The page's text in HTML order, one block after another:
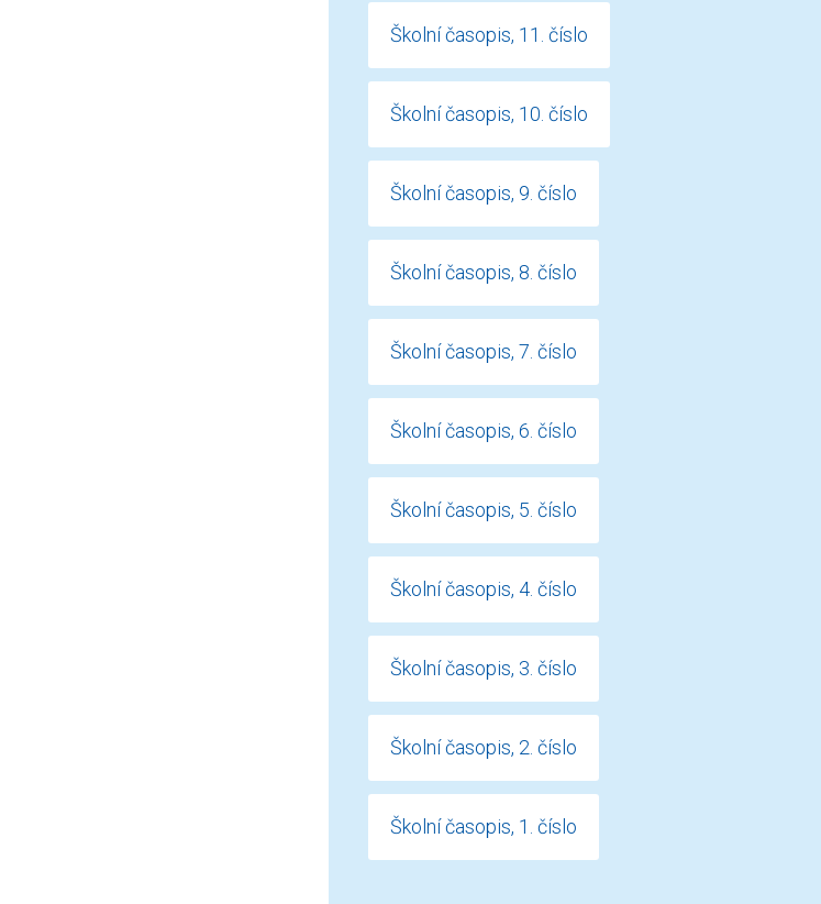
Školní časopis, 11. číslo
Školní časopis, 10. číslo
Školní časopis, 9. číslo
Školní časopis, 8. číslo
Školní časopis, 7. číslo
Školní časopis, 6. číslo
Školní časopis, 5. číslo
Školní časopis, 4. číslo
Školní časopis, 3. číslo
Školní časopis, 2. číslo
Školní časopis, 1. číslo